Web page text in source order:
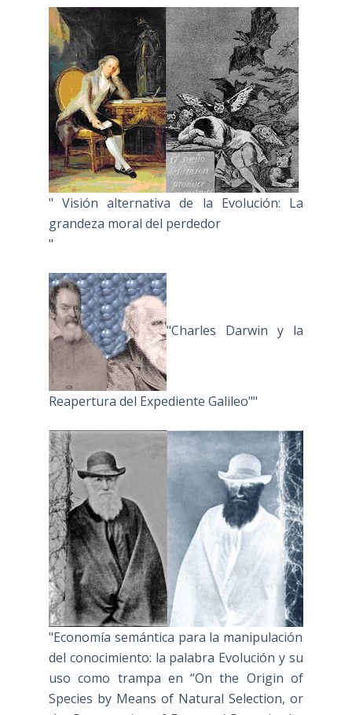
" Visión alternativa de la Evolución: La
grandeza moral del perdedor
"
"Charles Darwin y la
Reapertura del Expediente Galileo""
"Economía semántica para la manipulación
del conocimiento: la palabra Evolución y su
uso como trampa en “On the Origin of
Species by Means of Natural Selection, or